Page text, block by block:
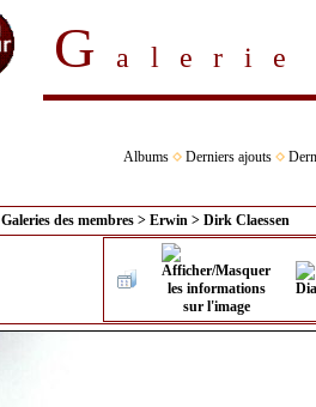
Galerie
Albums
Derniers ajouts
Galeries des membres > Erwin > Dirk Claessen